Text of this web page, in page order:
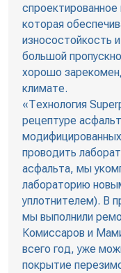
спроектированное
которая
износостойкость
большой
хорошо
климате.
«Технология
рецептуре
проводить
асфальта, мы
лабораторию
уплотнителем). В
мы выполнили
Комиссаров и
всего год, уже
покрытие